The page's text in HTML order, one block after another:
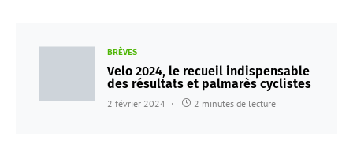
BRÈVES
Velo 2024, le recueil indispensable
des résultats et palmarès cyclistes
2 février 2024 2 minutes de lecture